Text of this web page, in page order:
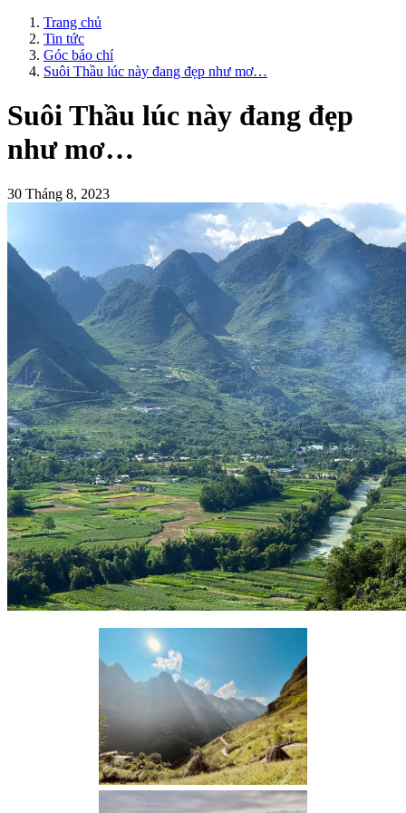
Trang chủ
Tin tức
Góc báo chí
Suôi Thầu lúc này đang đẹp như mơ…
Suôi Thầu lúc này đang đẹp
như mơ…
30 Tháng 8, 2023